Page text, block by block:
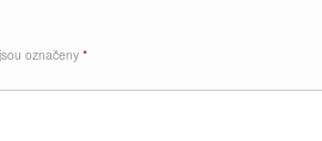
označeny *